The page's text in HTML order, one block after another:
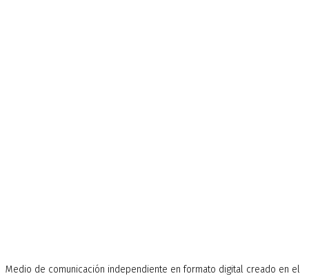
Medio de comunicación independiente en formato digital creado en el